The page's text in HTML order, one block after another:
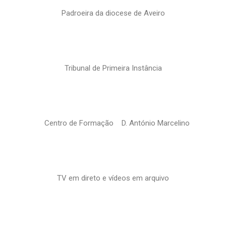
Padroeira da diocese de Aveiro
Tribunal de Primeira Instância
Centro de Formação D. António Marcelino
TV em direto e vídeos em arquivo